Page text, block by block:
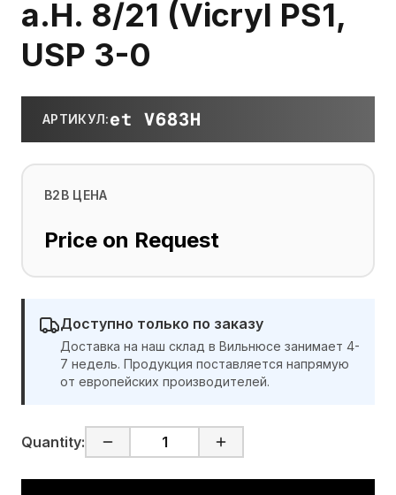
a.H. 8/21 (Vicryl PS1,
USP 3-0
АРТИКУЛ:et V683H
B2B ЦЕНА
Price on Request
Доступно только по заказу
Доставка на наш склад в Вильнюсе занимает 4-
7 недель. Продукция поставляется напрямую
от европейских производителей.
Quantity: